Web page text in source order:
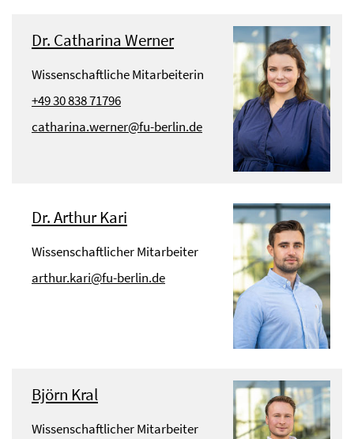
Dr. Catharina Werner
Wissenschaftliche Mitarbeiterin
+49 30 838 71796
catharina.werner@fu-berlin.de
Dr. Arthur Kari
Wissenschaftlicher Mitarbeiter
arthur.kari@fu-berlin.de
Björn Kral
Wissenschaftlicher Mitarbeiter